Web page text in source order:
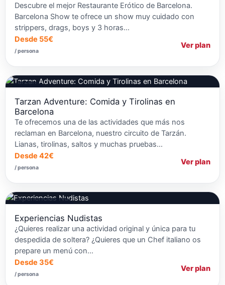
Descubre el mejor Restaurante Erótico de Barcelona.
Barcelona Show te ofrece un show muy cuidado con
strippers, drags, boys y 3 horas…
Desde 55€
/ persona
Ver plan
Tarzan Adventure: Comida y Tirolinas en
Barcelona
Te ofrecemos una de las actividades que más nos
reclaman en Barcelona, nuestro circuito de Tarzán.
Lianas, tirolinas, saltos y muchas pruebas…
Desde 42€
/ persona
Ver plan
Experiencias Nudistas
¿Quieres realizar una actividad original y única para tu
despedida de soltera? ¿Quieres que un Chef italiano os
prepare un menú con…
Desde 35€
/ persona
Ver plan